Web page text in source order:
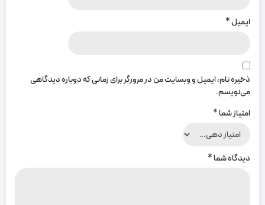
ایمیل*
ذخیره نام، ایمیل و وبسایت من در مرورگر برای زمانی که دوباره دیدگاهی
می‌نویسم.
امتیاز شما*
دیدگاه شما*